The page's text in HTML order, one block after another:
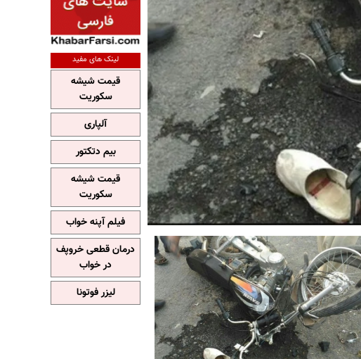
لینک های مفید
قیمت شیشه
سکوریت
آلپاری
بیم دتکتور
قیمت شیشه
سکوریت
فیلم آپنه خواب
درمان قطعی خروپف
در خواب
لیزر فوتونا